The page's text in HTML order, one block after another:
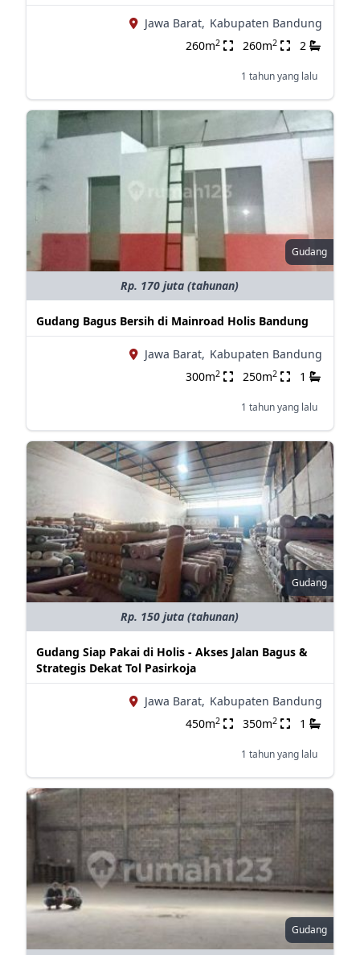
Jawa Barat, Kabupaten Bandung
260m2 260m2 2
1 tahun yang lalu
Gudang
Rp. 170 juta (tahunan)
Gudang Bagus Bersih di Mainroad Holis Bandung
Jawa Barat, Kabupaten Bandung
300m2 250m2 1
1 tahun yang lalu
Gudang
Rp. 150 juta (tahunan)
Gudang Siap Pakai di Holis - Akses Jalan Bagus &
Strategis Dekat Tol Pasirkoja
Jawa Barat, Kabupaten Bandung
450m2 350m2 1
1 tahun yang lalu
Gudang